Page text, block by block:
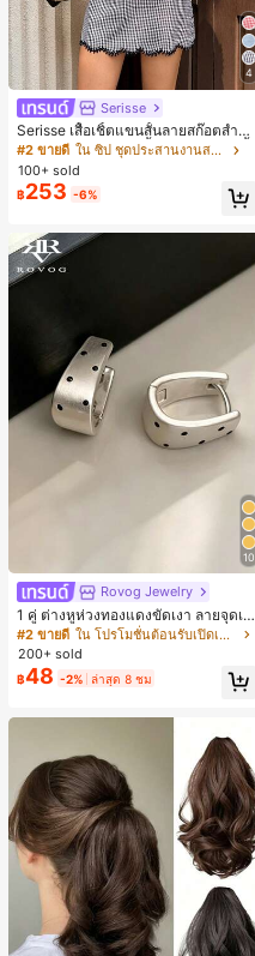
4
Serisse
Serisse เสื้อเชิ้ตแขนสั้นลายสก๊อตสำหรั
บผู้หญิงและกระโปรงสั้น ชุดลำลอง 2 ชิ้
น
#2 ขายดี
ใน ซิป ชุดประสานงานสตรี
100+ sold
฿253 -6%
10
Rovog Jewelry
1 คู่ ต่างหูห่วงทองแดงขัดเงา ลายจุดเร
ขาคณิตสไตล์มินิมอล เหมาะสำหรับสว
มใส่ประจำวันแบบสบายๆ สำหรับผู้หญิง
#2 ขายดี
ใน โปรโมชั่นต้อนรับเปิดเทอม ต่างหูผู้หญิง
200+ sold
฿48 -2% ล่าสุด 8 ชม